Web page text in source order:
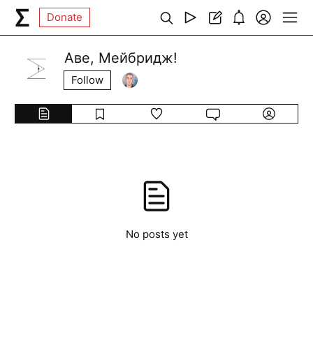
Donate
Аве, Мейбридж!
Follow
No posts yet